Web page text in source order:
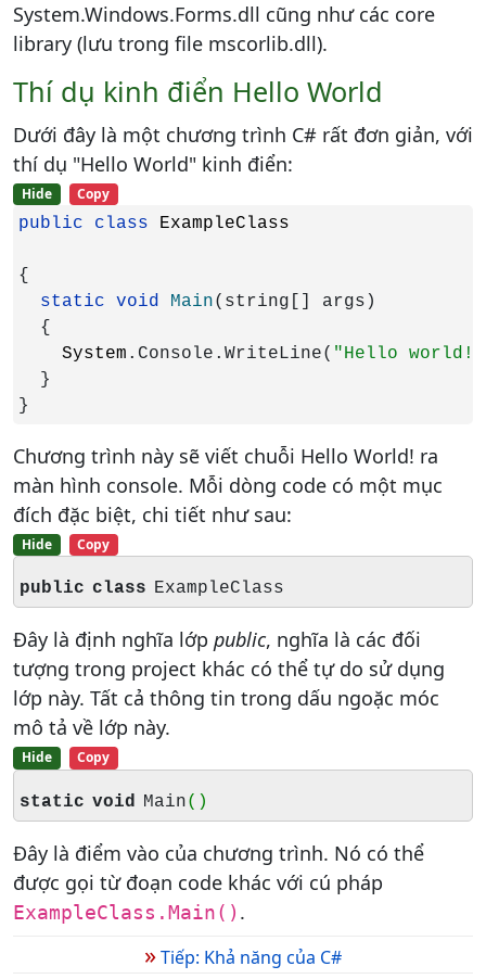
System.Windows.Forms.dll cũng như các core
library (lưu trong file mscorlib.dll).
Thí dụ kinh điển Hello World
Dưới đây là một chương trình C# rất đơn giản, với
thí dụ "Hello World" kinh điển:
Hide Copy
public class
{
static void Main(string[] args)
  {
System .Console.WriteLine( "Hello world!"
  }
}
Chương trình này sẽ viết chuỗi Hello World! ra
màn hình console. Mỗi dòng code có một mục
đích đặc biệt, chi tiết như sau:
Hide Copy
public class ExampleClass
Đây là định nghĩa lớp public, nghĩa là các đối
tượng trong project khác có thể tự do sử dụng
lớp này. Tất cả thông tin trong dấu ngoặc móc
mô tả về lớp này.
Hide Copy
static void Main( )
Đây là điểm vào của chương trình. Nó có thể
được gọi từ đoạn code khác với cú pháp
ExampleClass.Main() .
»Tiếp: Khả năng của C#